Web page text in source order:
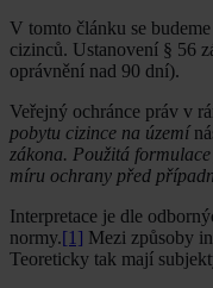
V tomto článku se
cizinců. Ustanovení § 56
oprávnění nad 90 dní).
Veřejný ochránce práv v
pobytu cizince na území
zákona. Použitá
míru ochrany před
Interpretace je dle
normy.[1] Mezi způsoby
Teoreticky tak mají